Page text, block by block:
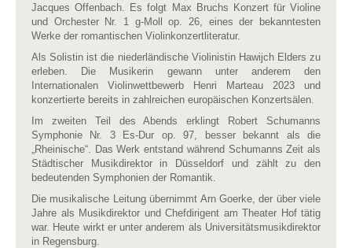
Jacques Offenbach. Es folgt Max Bruchs Konzert für Violine
und Orchester Nr. 1 g-Moll op. 26, eines der bekanntesten
Werke der romantischen Violinkonzertliteratur.
Als Solistin ist die niederländische Violinistin Hawijch Elders zu
erleben. Die Musikerin gewann unter anderem den
Internationalen Violinwettbewerb Henri Marteau 2023 und
konzertierte bereits in zahlreichen europäischen Konzertsälen.
Im zweiten Teil des Abends erklingt Robert Schumanns
Symphonie Nr. 3 Es-Dur op. 97, besser bekannt als die
„Rheinische“. Das Werk entstand während Schumanns Zeit als
Städtischer Musikdirektor in Düsseldorf und zählt zu den
bedeutenden Symphonien der Romantik.
Die musikalische Leitung übernimmt Arn Goerke, der über viele
Jahre als Musikdirektor und Chefdirigent am Theater Hof tätig
war. Heute wirkt er unter anderem als Universitätsmusikdirektor
in Regensburg.